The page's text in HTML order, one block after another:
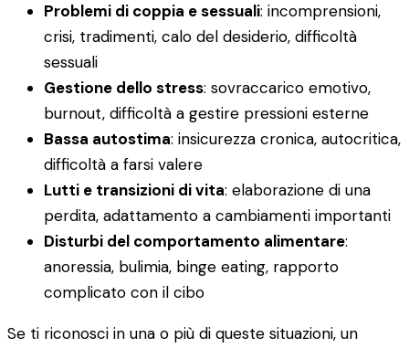
Problemi di coppia e sessuali: incomprensioni,
crisi, tradimenti, calo del desiderio, difficoltà
sessuali
Gestione dello stress: sovraccarico emotivo,
burnout, difficoltà a gestire pressioni esterne
Bassa autostima: insicurezza cronica, autocritica,
difficoltà a farsi valere
Lutti e transizioni di vita: elaborazione di una
perdita, adattamento a cambiamenti importanti
Disturbi del comportamento alimentare:
anoressia, bulimia, binge eating, rapporto
complicato con il cibo
Se ti riconosci in una o più di queste situazioni, un